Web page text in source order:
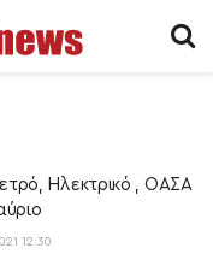
Ηλεκτρικό , ΟΑΣΑ
12:30